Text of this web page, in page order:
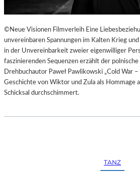
©Neue Visionen Filmverleih Eine
unvereinbaren Spannungen im Kalten Krieg
in der Unvereinbarkeit zweier eigenwilliger
faszinierenden Sequenzen erzählt der polnische
Drehbuchautor Paweł Pawlikowski „Cold War
Geschichte von Wiktor und Zula als Hommage
Schicksal durchschimmert.
TANZ